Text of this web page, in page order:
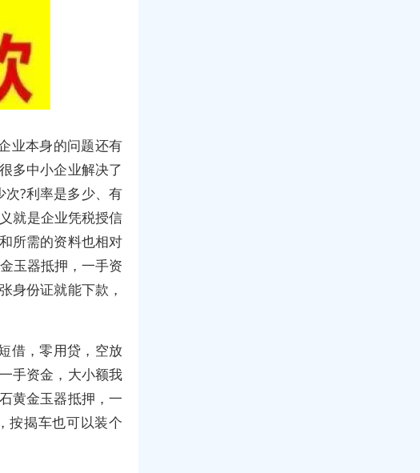
业本身的问题还有
多中小企业解决了
?利率是多少、有
就是企业凭税授信
所需的资料也相对
玉器抵押，一手资
身份证就能下款，
借，零用贷，空放
手资金，大小额我
黄金玉器抵押，一
按揭车也可以装个